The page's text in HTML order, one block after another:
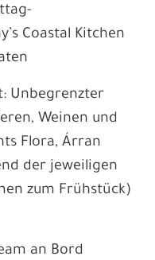
Coastal Kitchen
Unbegrenzter
Weinen und
Flora, Árran
der jeweiligen
zum Frühstück)
an Bord